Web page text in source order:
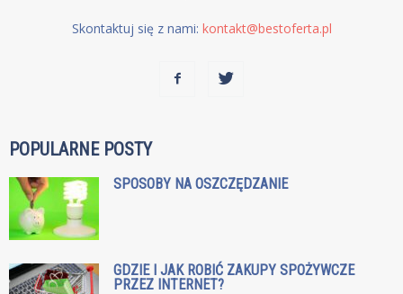
Skontaktuj się z nami: kontakt@bestoferta.pl
POPULARNE POSTY
SPOSOBY NA OSZCZĘDZANIE
GDZIE I JAK ROBIĆ ZAKUPY SPOŻYWCZE
PRZEZ INTERNET?